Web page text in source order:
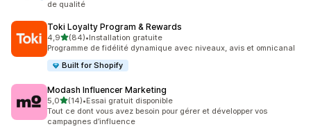
de qualité
Toki Loyalty Program & Rewards
4,9étoile(s) sur 5
(84)
84 avis au total
•Installation gratuite
Programme de fidélité dynamique avec niveaux, avis et omnicanal
Built for Shopify
Modash Influencer Marketing
5,0étoile(s) sur 5
(14)
14 avis au total
•Essai gratuit disponible
Tout ce dont vous avez besoin pour gérer et développer vos
campagnes d’influence